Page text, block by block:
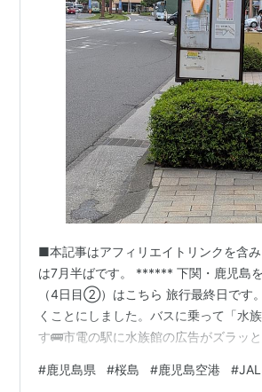
■本記事はアフィリエイトリンクを含
は7月半ばです。 ****** 下関・鹿児島
（4日目②）はこちら 旅行最終日です
くことにしました。バスに乗って「水
す🚌市電の駅に水族館の広告がズラッ
電の駅から一直線なので分かりやすいで
#鹿児島県 #桜島 #鹿児島空港 #JAL